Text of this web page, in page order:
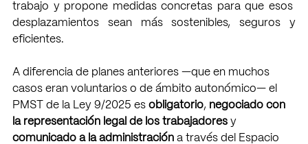
trabajo y propone medidas concretas para que esos
desplazamientos sean más sostenibles, seguros y
eficientes.
A diferencia de planes anteriores —que en muchos
casos eran voluntarios o de ámbito autonómico— el
PMST de la Ley 9/2025 es obligatorio, negociado con
la representación legal de los trabajadores y
comunicado a la administración a través del Espacio